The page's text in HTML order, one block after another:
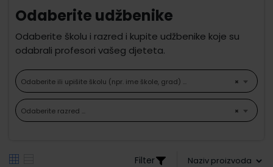
Odaberite udžbenike
Odaberite školu i razred i kupite udžbenike koje su
odabrali profesori vašeg djeteta.
×
Odaberite ili upišite školu (npr. ime škole, grad) ...
×
Odaberite razred ...
Filter